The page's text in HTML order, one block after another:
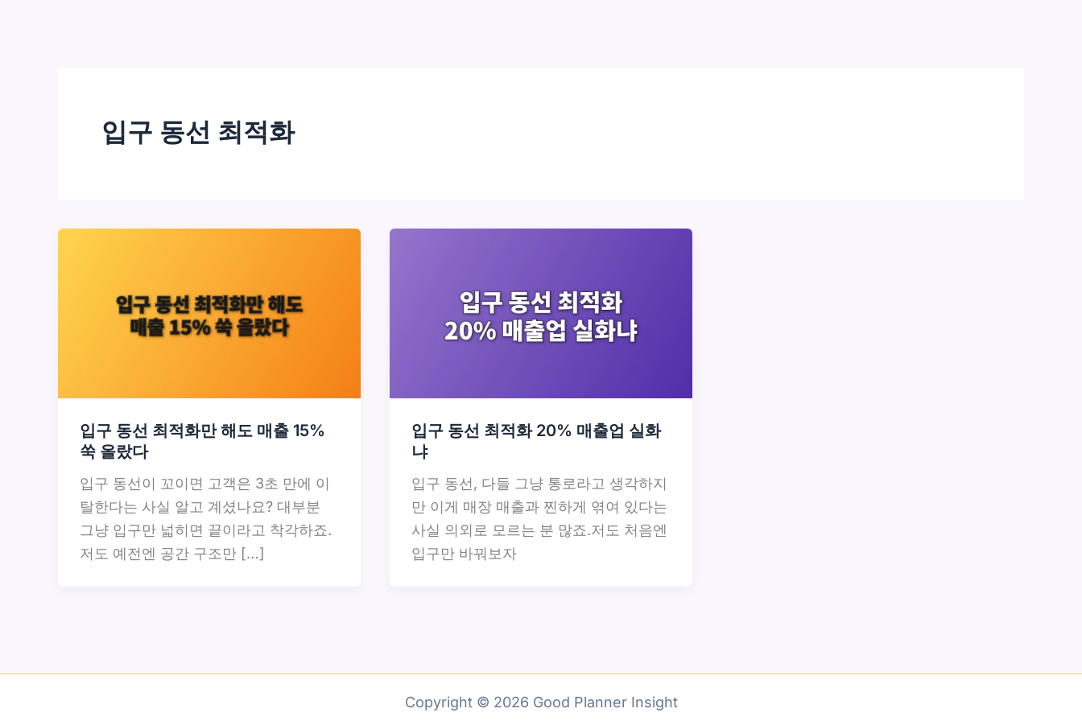
입구 동선 최적화
입구 동선 최적화만 해도 매출 15%
쑥 올랐다
입구 동선이 꼬이면 고객은 3초 만에 이
탈한다는 사실 알고 계셨나요? 대부분
그냥 입구만 넓히면 끝이라고 착각하죠.
저도 예전엔 공간 구조만 […]
입구 동선 최적화 20% 매출업 실화
냐
입구 동선, 다들 그냥 통로라고 생각하지
만 이게 매장 매출과 찐하게 엮여 있다는
사실 의외로 모르는 분 많죠.저도 처음엔
입구만 바꿔보자
Copyright © 2026 Good Planner Insight